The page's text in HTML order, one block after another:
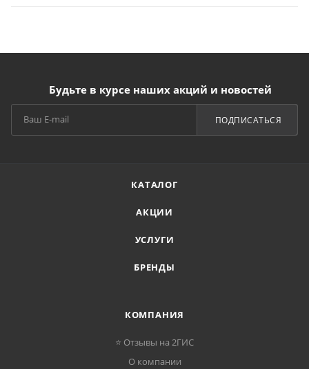
Будьте в курсе наших акций и новостей
ПОДПИСАТЬСЯ
КАТАЛОГ
АКЦИИ
УСЛУГИ
БРЕНДЫ
КОМПАНИЯ
⭐ Отзывы на 2ГИС
О компании